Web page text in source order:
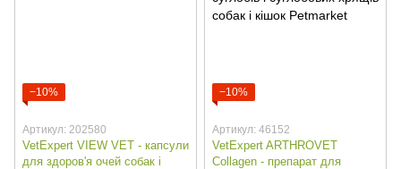
−10%
Артикул: 202580
VetExpert VIEW VET - капсули
для здоров'я очей собак і
−10%
Артикул: 46152
VetExpert ARTHROVET
Collagen - препарат для